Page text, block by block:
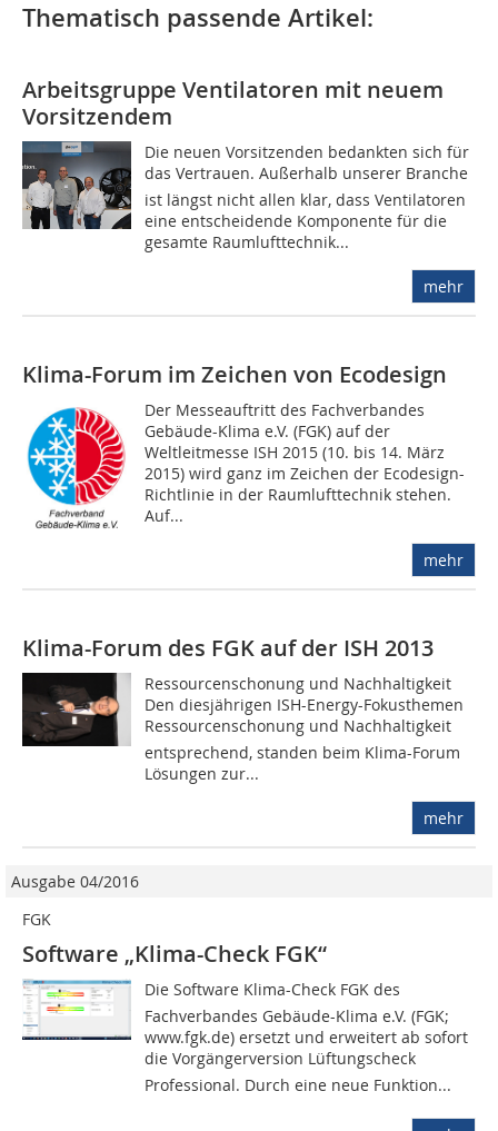
Thematisch passende Artikel:
Arbeitsgruppe Ventilatoren mit neuem
Vorsitzendem
Die neuen Vorsitzenden bedankten sich für
das Vertrauen. Außerhalb unserer Branche
ist längst nicht allen klar, dass Ventilatoren
eine entscheidende Komponente für die
gesamte Raumlufttechnik...
mehr
Klima-Forum im Zeichen von Ecodesign
Der Messeauftritt des Fachverbandes
Gebäude-Klima e.V. (FGK) auf der
Weltleitmesse ISH 2015 (10. bis 14. März
2015) wird ganz im Zeichen der Ecodesign-
Richtlinie in der Raumlufttechnik stehen.
Auf...
mehr
Klima-Forum des FGK auf der ISH 2013
Ressourcenschonung und Nachhaltigkeit
Den diesjährigen ISH-Energy-Fokusthemen
Ressourcenschonung und Nachhaltigkeit
entsprechend, standen beim Klima-Forum
Lösungen zur...
mehr
Ausgabe 04/2016
FGK
Software „Klima-Check FGK“
Die Software Klima-Check FGK des
Fachverbandes Gebäude-Klima e.V. (FGK;
www.fgk.de) ersetzt und erweitert ab sofort
die Vorgängerversion Lüftungscheck
Professional. Durch eine neue Funktion...